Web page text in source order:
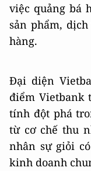
việc quảng bá
sản phẩm,
hàng.
Đại diện
điểm Vietbank
tính đột phá
từ cơ chế thu
nhân sự giỏi
kinh doanh